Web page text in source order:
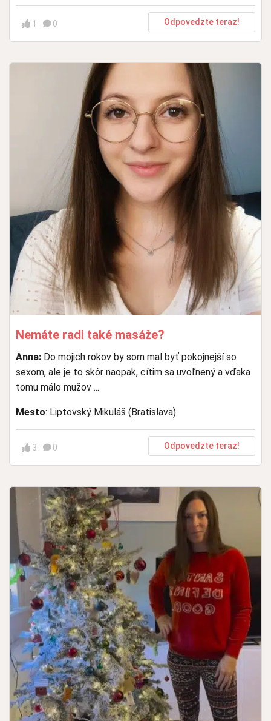
1 0 Odpovedzte teraz!
Nemáte radi také masáže?
Anna: Do mojich rokov by som mal byť pokojnejší so
sexom, ale je to skôr naopak, cítim sa uvoľnený a vďaka
tomu málo mužov ...
Mesto: Liptovský Mikuláš (Bratislava)
3 0 Odpovedzte teraz!